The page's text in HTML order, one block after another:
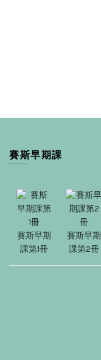
賽斯早期課
賽斯早期
課第1冊
賽斯早期
課第2冊